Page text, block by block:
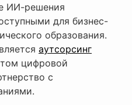
ИИ-решения
для бизнес-
образования.
аутсорсинг
цифровой
с